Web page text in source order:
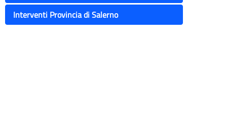
Interventi Provincia di Salerno